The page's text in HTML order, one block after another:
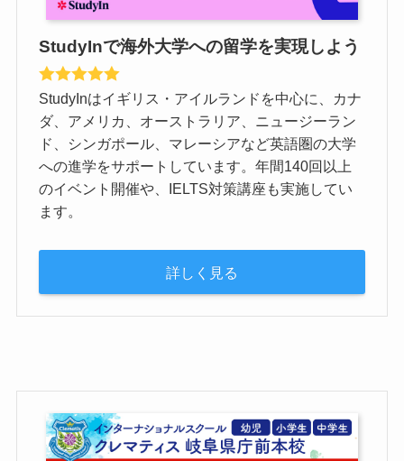
StudyInで海外大学への留学を実現しよう
StudyInはイギリス・アイルランドを中心に、カナ
ダ、アメリカ、オーストラリア、ニュージーラン
ド、シンガポール、マレーシアなど英語圏の大学
への進学をサポートしています。年間140回以上
のイベント開催や、IELTS対策講座も実施してい
ます。
詳しく見る